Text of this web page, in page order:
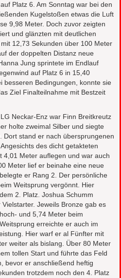
Platz 6. Am Sonntag war bei den
Kugelstoßen etwas die Luft
9,98 Meter. Doch zuvor zeigten
und glänzten mit deutlichen
12,73 Sekunden über 100 Meter
der doppelten Distanz neue
Jung sprintete im Endlauf
auf Platz 6 in 15,40
besseren Bedingungen, konnte sie
Ziel Finalteilnahme mit Bestzeit
Neckar-Enz war Finn Breitkreutz
holte zweimal Silber und siegte
Dort stand er nach übersprungenen
des dicht getakteten
4,01 Meter auflegen und war auch
Meter lief er beinahe eine neue
er Rang 2. Der persönliche
Weitsprung vergönnt. Hier
2. Platz. Joshua Schumm
Jeweils Bronze gab es
und 5,74 Meter beim
erreichte er auch im
Hier warf er al Fünfter mit
weiter als bislang. Über 80 Meter
tollen Start und führte das Feld
bevor er anschließend heftig
trotzdem noch den 4. Platz